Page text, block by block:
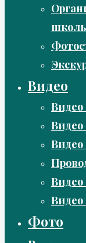
Видео
Видео
Видео
Видео
Видео
Фото